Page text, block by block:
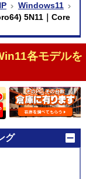
Windows11
5N11｜Core
各モデルを
グ